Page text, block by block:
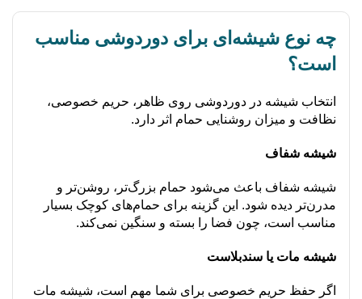
چه نوع شیشه‌ای برای دوردوشی مناسب
است؟
انتخاب شیشه در دوردوشی روی ظاهر، حریم خصوصی،
نظافت و میزان روشنایی حمام اثر دارد.
شیشه شفاف
شیشه شفاف باعث می‌شود حمام بزرگ‌تر، روشن‌تر و
مدرن‌تر دیده شود. این گزینه برای حمام‌های کوچک بسیار
مناسب است، چون فضا را بسته و سنگین نمی‌کند.
شیشه مات یا سندبلاست
اگر حفظ حریم خصوصی برای شما مهم است، شیشه مات